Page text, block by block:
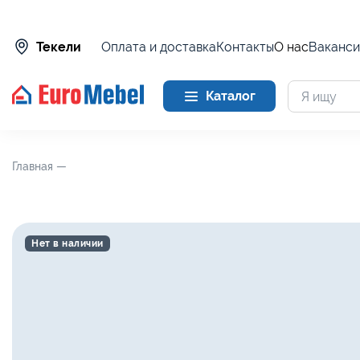
Текели Оплата и доставкаКонтактыО нас
Каталог
Главная —
Нет в наличии